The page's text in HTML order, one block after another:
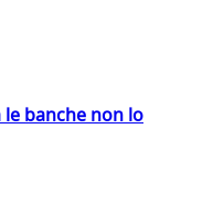
banche non lo